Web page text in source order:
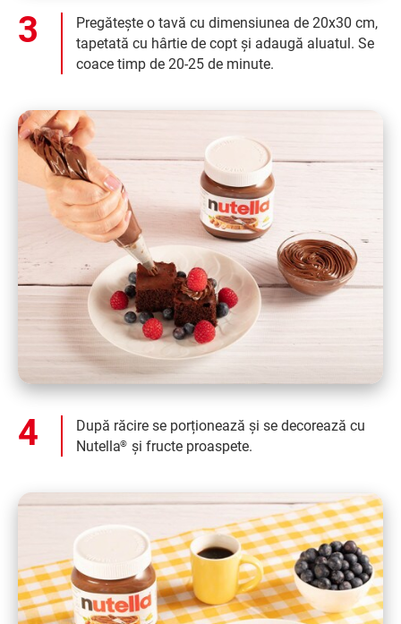
Pregătește o tavă cu dimensiunea de 20x30 cm,
tapetată cu hârtie de copt și adaugă aluatul. Se
coace timp de 20-25 de minute.
După răcire se porționează și se decorează cu
Nutella® și fructe proaspete.